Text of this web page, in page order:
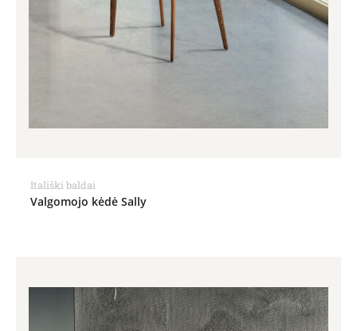
Itališki baldai
Valgomojo kėdė Sally